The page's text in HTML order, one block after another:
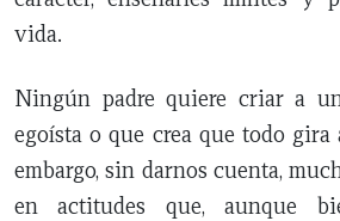
vida.
Ningún padre quiere criar a
egoísta o que crea que todo gira
embargo, sin darnos cuenta,
en actitudes que, aunque